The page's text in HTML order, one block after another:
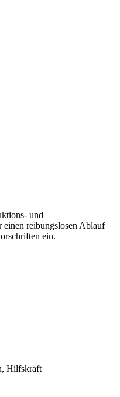
und
einen reibungslosen Ablauf
ein.
Hilfskraft